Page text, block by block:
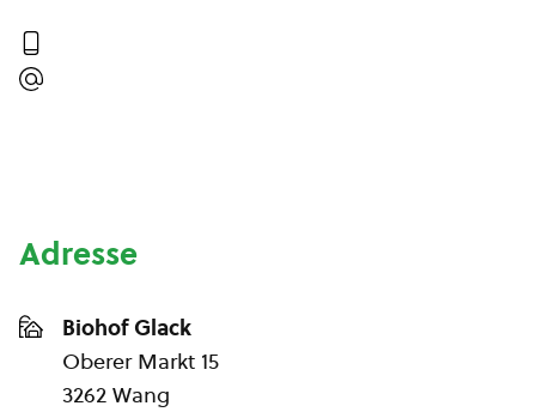
Adresse
Biohof Glack
Oberer Markt 15
3262 Wang